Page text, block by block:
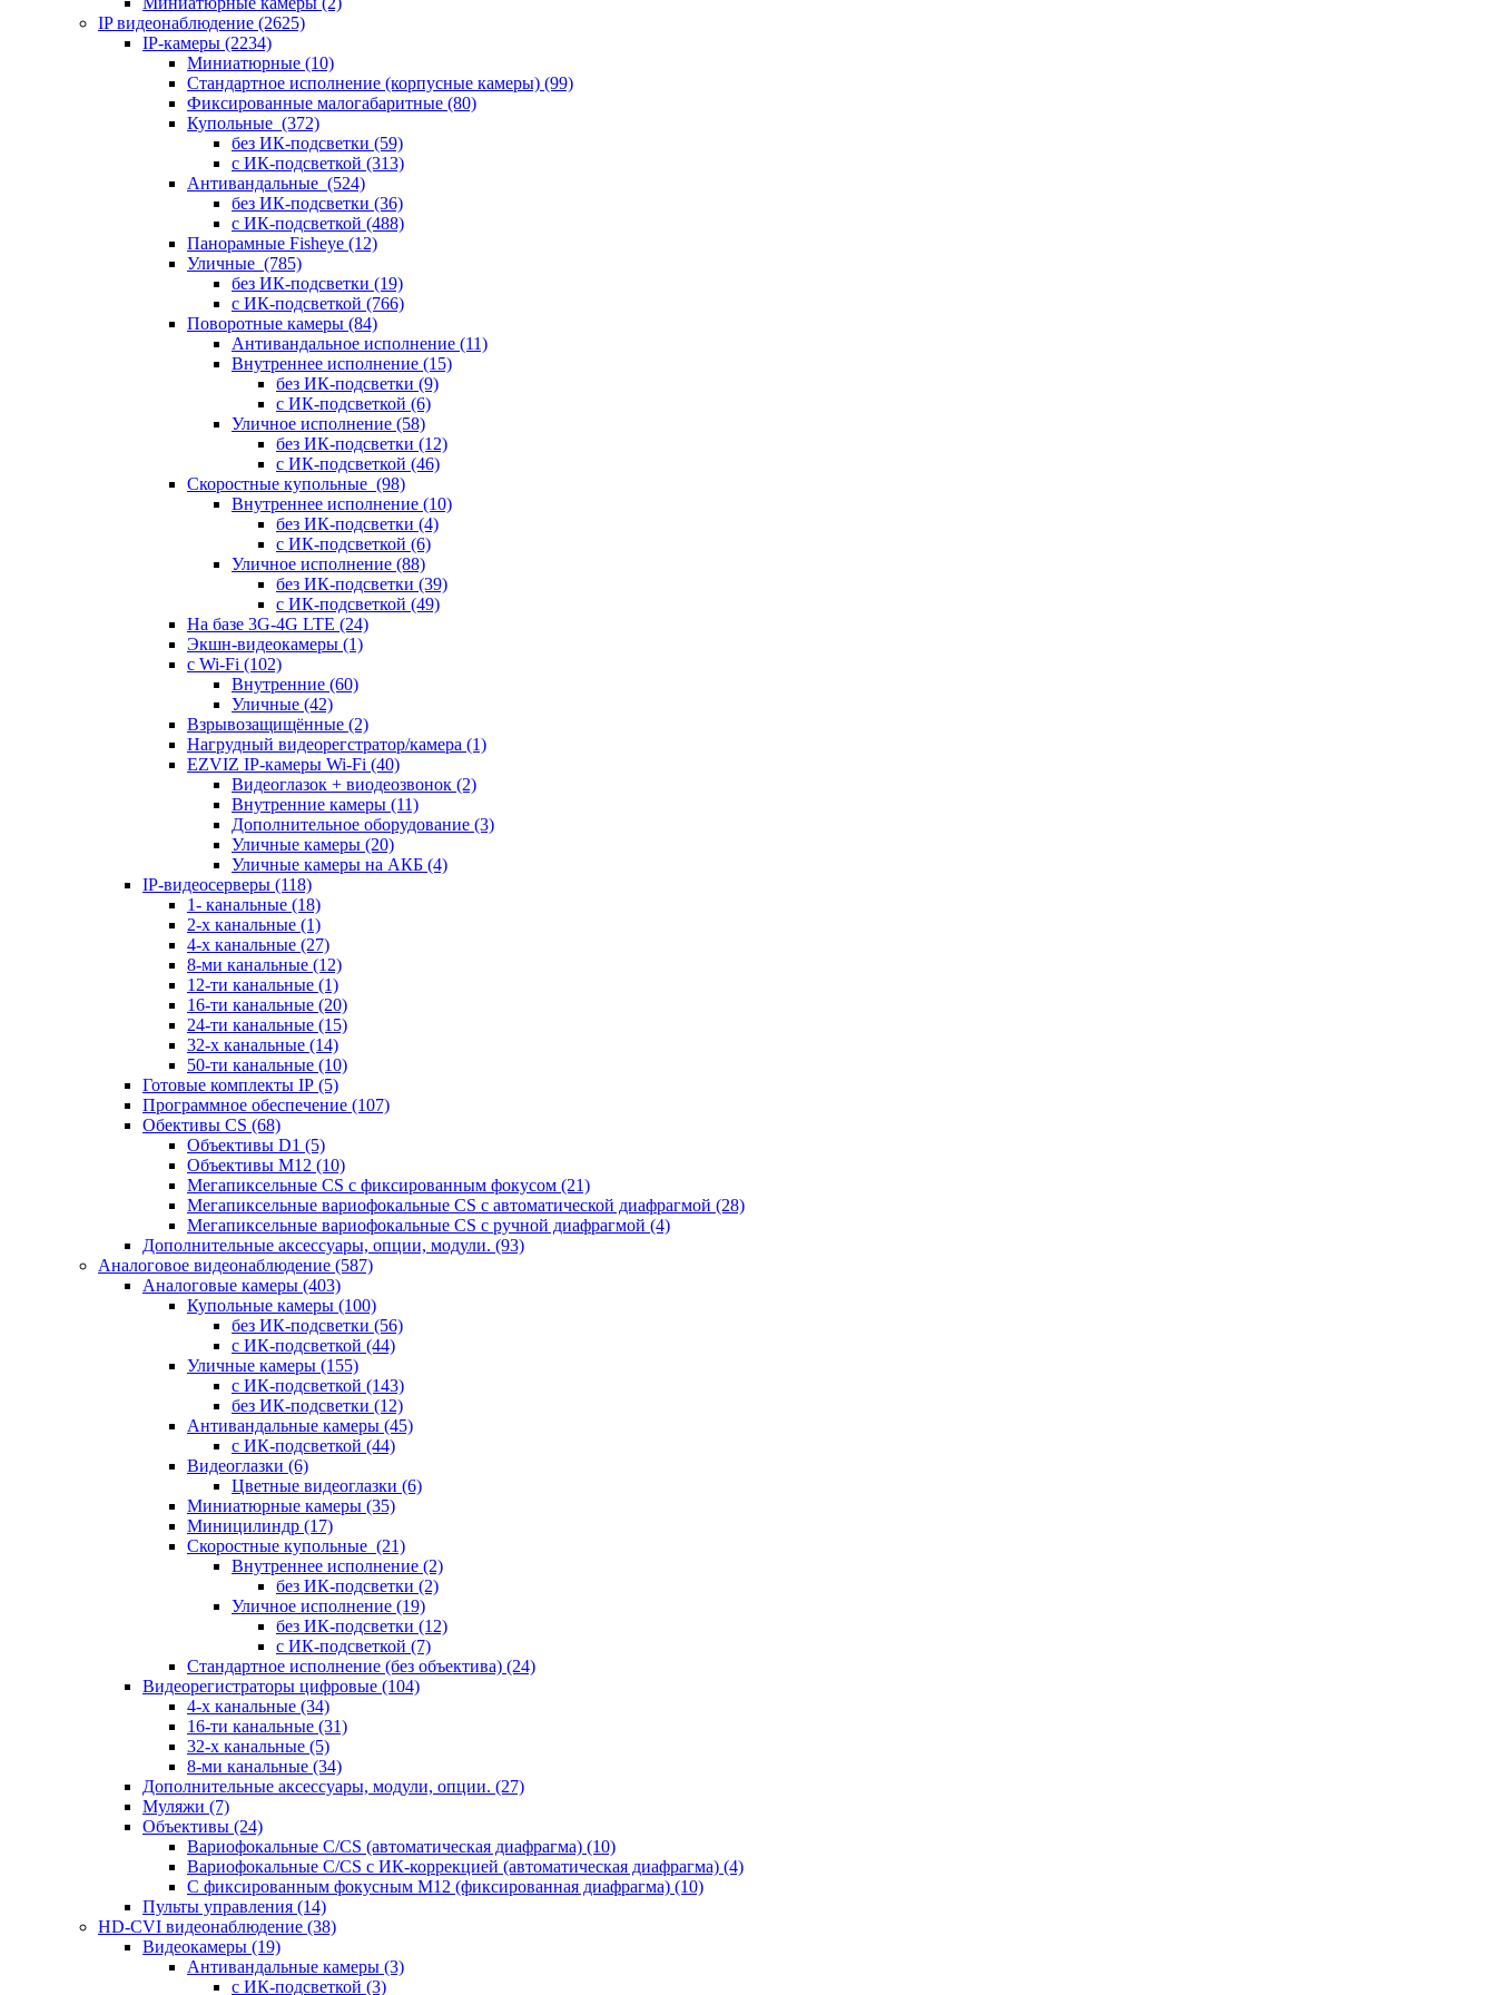
IP видеонаблюдение (2625)
IP-камеры (2234)
Миниатюрные (10)
Стандартное исполнение (корпусные камеры) (99)
Фиксированные малогабаритные (80)
Купольные (372)
без ИК-подсветки (59)
с ИК-подсветкой (313)
Антивандальные (524)
без ИК-подсветки (36)
с ИК-подсветкой (488)
Панорамные Fisheye (12)
Уличные (785)
без ИК-подсветки (19)
с ИК-подсветкой (766)
Поворотные камеры (84)
Антивандальное исполнение (11)
Внутреннее исполнение (15)
без ИК-подсветки (9)
с ИК-подсветкой (6)
Уличное исполнение (58)
без ИК-подсветки (12)
с ИК-подсветкой (46)
Скоростные купольные (98)
Внутреннее исполнение (10)
без ИК-подсветки (4)
с ИК-подсветкой (6)
Уличное исполнение (88)
без ИК-подсветки (39)
с ИК-подсветкой (49)
На базе 3G-4G LTE (24)
Экшн-видеокамеры (1)
с Wi-Fi (102)
Внутренние (60)
Уличные (42)
Взрывозащищённые (2)
Нагрудный видеорегстратор/камера (1)
EZVIZ IP-камеры Wi-Fi (40)
Видеоглазок + виодеозвонок (2)
Внутренние камеры (11)
Дополнительное оборудование (3)
Уличные камеры (20)
Уличные камеры на АКБ (4)
IP-видеосерверы (118)
1- канальные (18)
2-х канальные (1)
4-х канальные (27)
8-ми канальные (12)
12-ти канальные (1)
16-ти канальные (20)
24-ти канальные (15)
32-х канальные (14)
50-ти канальные (10)
Готовые комплекты IP (5)
Программное обеспечение (107)
Обективы CS (68)
Объективы D1 (5)
Объективы M12 (10)
Мегапиксельные CS c фиксированным фокусом (21)
Мегапиксельные вариофокальные CS c автоматической диафрагмой (28)
Мегапиксельные вариофокальные CS c ручной диафрагмой (4)
Дополнительные аксессуары, опции, модули. (93)
Аналоговое видеонаблюдение (587)
Аналоговые камеры (403)
Купольные камеры (100)
без ИК-подсветки (56)
с ИК-подсветкой (44)
Уличные камеры (155)
с ИК-подсветкой (143)
без ИК-подсветки (12)
Антивандальные камеры (45)
с ИК-подсветкой (44)
Видеоглазки (6)
Цветные видеоглазки (6)
Миниатюрные камеры (35)
Миницилиндр (17)
Скоростные купольные (21)
Внутреннее исполнение (2)
без ИК-подсветки (2)
Уличное исполнение (19)
без ИК-подсветки (12)
с ИК-подсветкой (7)
Стандартное исполнение (без объектива) (24)
Видеорегистраторы цифровые (104)
4-х канальные (34)
16-ти канальные (31)
32-х канальные (5)
8-ми канальные (34)
Дополнительные аксессуары, модули, опции. (27)
Муляжи (7)
Объективы (24)
Вариофокальные C/CS (автоматическая диафрагма) (10)
Вариофокальные C/CS с ИК-коррекцией (автоматическая диафрагма) (4)
С фиксированным фокусным М12 (фиксированная диафрагма) (10)
Пульты управления (14)
HD-CVI видеонаблюдение (38)
Видеокамеры (19)
Антивандальные камеры (3)
с ИК-подсветкой (3)